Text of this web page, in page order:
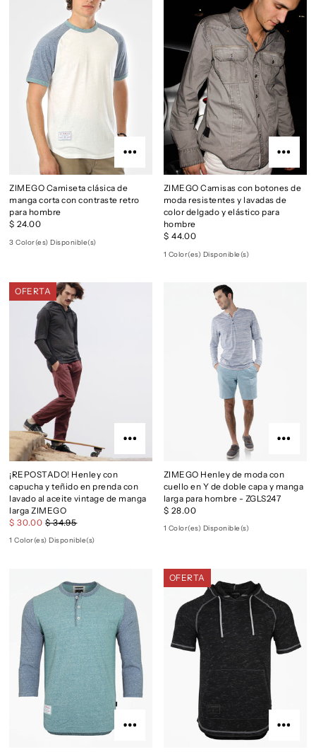
ZIMEGO Camiseta clásica de
manga corta con contraste retro
para hombre
$ 24.00
3 Color(es) Disponible(s)
ZIMEGO Camisas con botones de
moda resistentes y lavadas de
color delgado y elástico para
hombre
$ 44.00
1 Color(es) Disponible(s)
OFERTA
¡REPOSTADO! Henley con
capucha y teñido en prenda con
lavado al aceite vintage de manga
larga ZIMEGO
$ 30.00 $ 34.95
1 Color(es) Disponible(s)
ZIMEGO Henley de moda con
cuello en Y de doble capa y manga
larga para hombre - ZGLS247
$ 28.00
1 Color(es) Disponible(s)
OFERTA